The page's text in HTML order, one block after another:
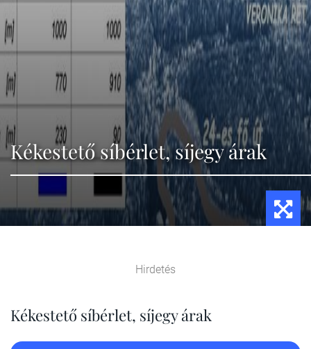
Kékestető síbérlet, síjegy árak
Hirdetés
Kékestető síbérlet, síjegy árak